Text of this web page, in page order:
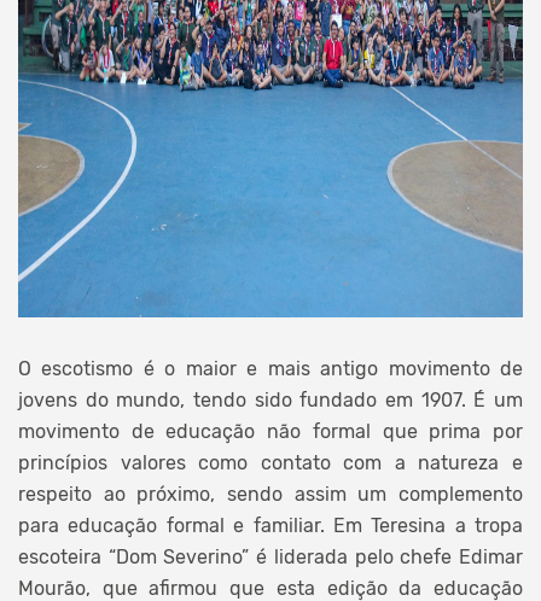
O escotismo é o maior e mais antigo movimento de
jovens do mundo, tendo sido fundado em 1907. É um
movimento de educação não formal que prima por
princípios valores como contato com a natureza e
respeito ao próximo, sendo assim um complemento
para educação formal e familiar. Em Teresina a tropa
escoteira “Dom Severino” é liderada pelo chefe Edimar
Mourão, que afirmou que esta edição da educação